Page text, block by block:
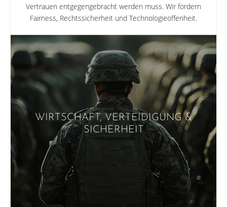
Vertrauen entgegen­gebracht werden muss. Wir fordern
Fairness, Rechtssicherheit und Technologieoffenheit.
WIRTSCHAFT, VERTEIDIGUNG &
SICHERHEIT